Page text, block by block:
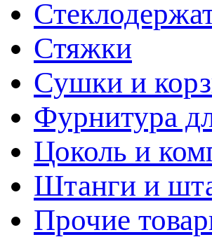
Стяжки
Сушки и
Фурнитура
Цоколь и
Штанги и
Прочие